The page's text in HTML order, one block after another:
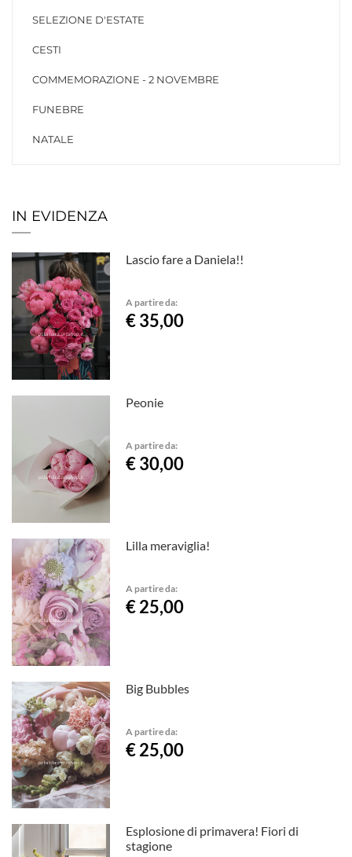
SELEZIONE D'ESTATE
CESTI
COMMEMORAZIONE - 2 NOVEMBRE
FUNEBRE
NATALE
IN EVIDENZA
Lascio fare a Daniela!!
A partire da:
€ 35,00
Peonie
A partire da:
€ 30,00
Lilla meraviglia!
A partire da:
€ 25,00
Big Bubbles
A partire da:
€ 25,00
Esplosione di primavera! Fiori di
stagione